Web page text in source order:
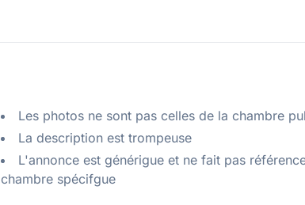
Les photos ne sont pas celles de la chambre
La description est trompeuse
L'annonce est générigue et ne fait pas
chambre spécifgue